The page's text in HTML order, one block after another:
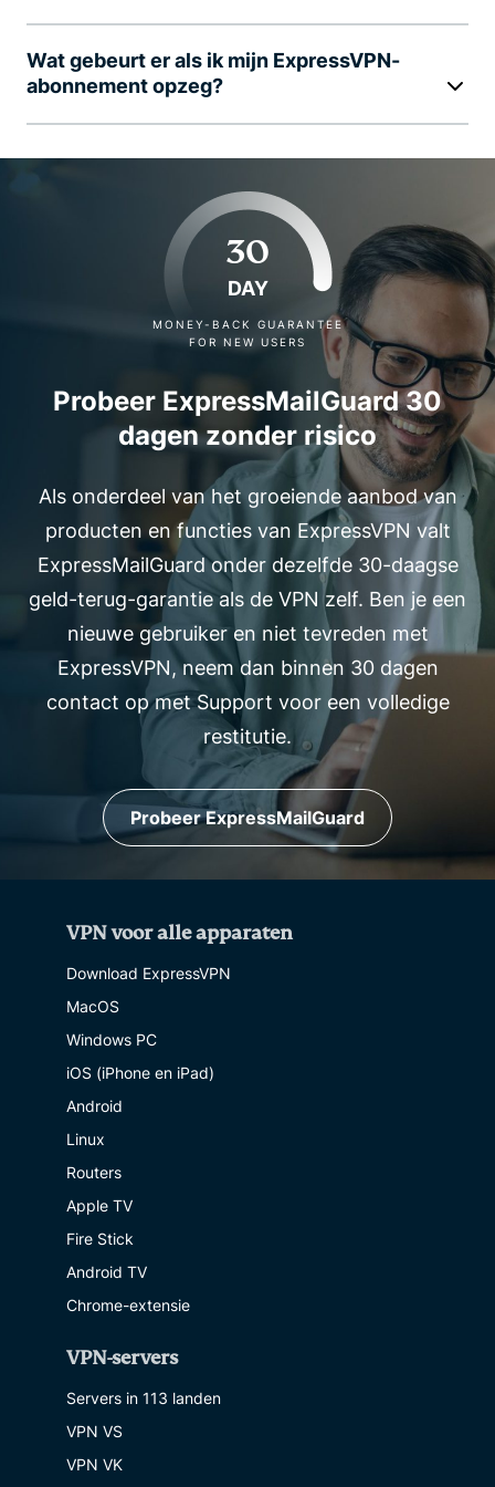
Wat gebeurt er als ik mijn ExpressVPN-
abonnement opzeg?
30
DAY
MONEY-BACK GUARANTEE
FOR NEW USERS
Probeer ExpressMailGuard 30
dagen zonder risico
Als onderdeel van het groeiende aanbod van
producten en functies van ExpressVPN valt
ExpressMailGuard onder dezelfde 30-daagse
geld-terug-garantie als de VPN zelf. Ben je een
nieuwe gebruiker en niet tevreden met
ExpressVPN, neem dan binnen 30 dagen
contact op met Support voor een volledige
restitutie.
Probeer ExpressMailGuard
VPN voor alle apparaten
Download ExpressVPN
MacOS
Windows PC
iOS (iPhone en iPad)
Android
Linux
Routers
Apple TV
Fire Stick
Android TV
Chrome-extensie
VPN-servers
Servers in 113 landen
VPN VS
VPN VK